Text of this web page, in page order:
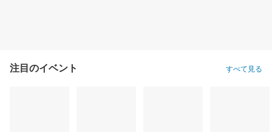
注目のイベント すべて見る